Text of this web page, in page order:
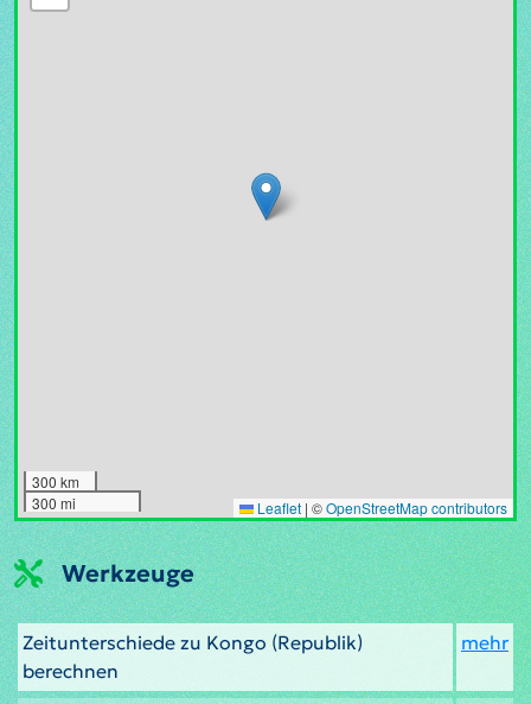
300 km
300 mi
Leaflet | ©OpenStreetMap contributors
Werkzeuge
Zeitunterschiede zu Kongo (Republik)
berechnen
mehr